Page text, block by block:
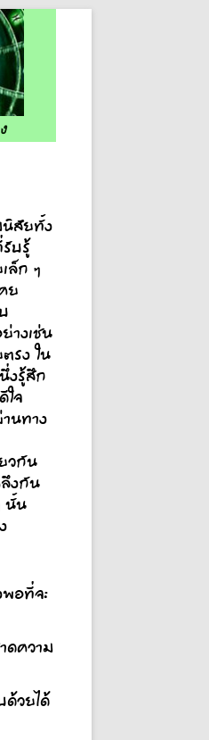
สัยทั้ง
บรู้
ล็ก ๆ
ย
างเช่น
รง ใน
งรู้สึก
จ
นทาง
วกัน
งกัน
นั้น
อที่จะ
ดความ
วยได้